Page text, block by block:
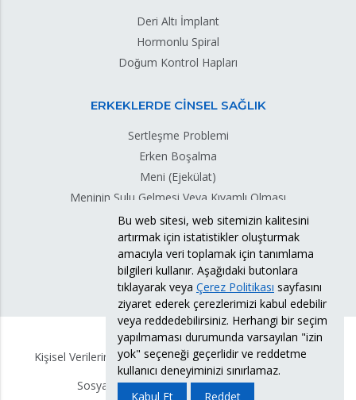
Deri Altı İmplant
Hormonlu Spiral
Doğum Kontrol Hapları
ERKEKLERDE CİNSEL SAĞLIK
Sertleşme Problemi
Erken Boşalma
Meni (Ejekülat)
Meninin Sulu Gelmesi Veya Kıvamlı Olması
Meni Sızıntısı
Testis Torsiyonu
Kişisel Verilerin Korunması Politikası
KVKK Bilgi Formu
Sosyal Medya Hesabı Aydınlatma Metni
Bu web sitesi, web sitemizin kalitesini
artırmak için istatistikler oluşturmak
amacıyla veri toplamak için tanımlama
bilgileri kullanır. Aşağıdaki butonlara
tıklayarak veya Çerez Politikası sayfasını
ziyaret ederek çerezlerimizi kabul edebilir
veya reddedebilirsiniz. Herhangi bir seçim
yapılmaması durumunda varsayılan "izin
yok" seçeneği geçerlidir ve reddetme
kullanıcı deneyiminizi sınırlamaz.
Kabul Et
Reddet